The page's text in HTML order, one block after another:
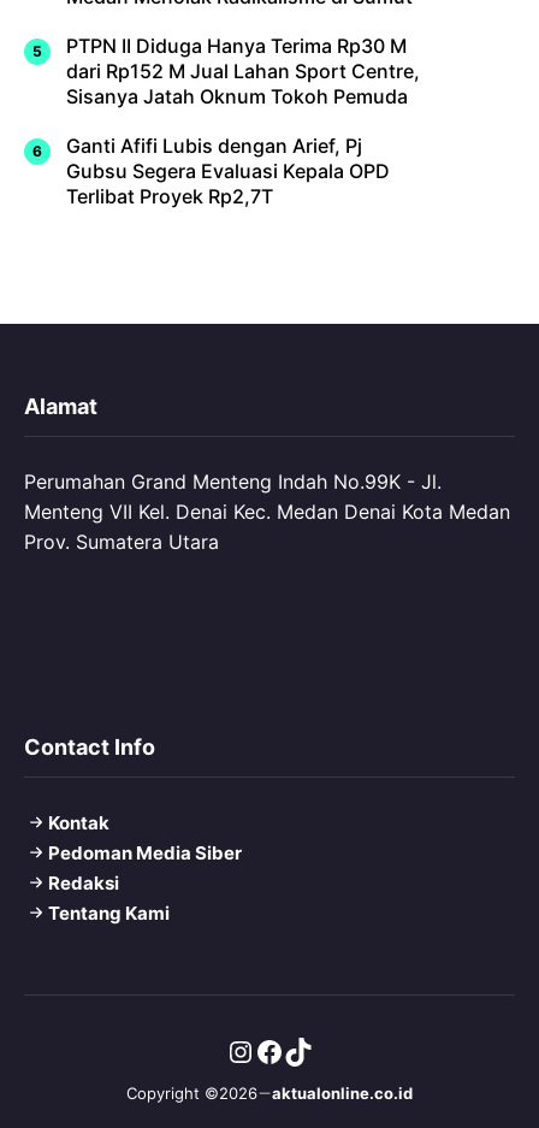
PTPN II Diduga Hanya Terima Rp30 M
dari Rp152 M Jual Lahan Sport Centre,
Sisanya Jatah Oknum Tokoh Pemuda
Ganti Afifi Lubis dengan Arief, Pj
Gubsu Segera Evaluasi Kepala OPD
Terlibat Proyek Rp2,7T
Alamat
Perumahan Grand Menteng Indah No.99K - Jl.
Menteng VII Kel. Denai Kec. Medan Denai Kota Medan
Prov. Sumatera Utara
Contact Info
Kontak
Pedoman Media Siber
Redaksi
Tentang Kami
Copyright ©2026 aktualonline.co.id
Instagram
Facebook
TikTok